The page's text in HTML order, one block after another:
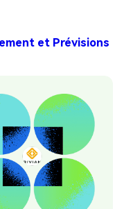
et Prévisions